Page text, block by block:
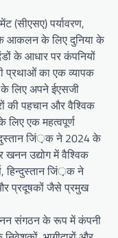
(सीएसए) पर्यावरण,
आकलन के लिए दुनिया के
के आधार पर कंपनियों
प्रथाओं का एक व्यापक
लिए अपने ईएसजी
की पहचान और वैश्विक
लिए एक महत्वपूर्ण
जिं़क ने 2024 के
उद्योग में वैश्विक
हिन्दुस्तान जिं़क ने
प्रदूषकों जैसे प्रमुख
संगठन के रूप में कंपनी